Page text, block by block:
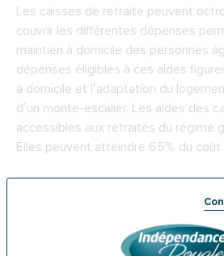
Les caisses de retraite peuvent
couvrir les différentes dépenses
maintien à domicile des personnes
dépenses éligibles à ces aides
à domicile et l’adaptation du
d’un monte-escalier. Les aides des
accessibles aux retraités du régime
Elles peuvent atteindre 65% du coût
50 Rue Claude Bernard, 24000